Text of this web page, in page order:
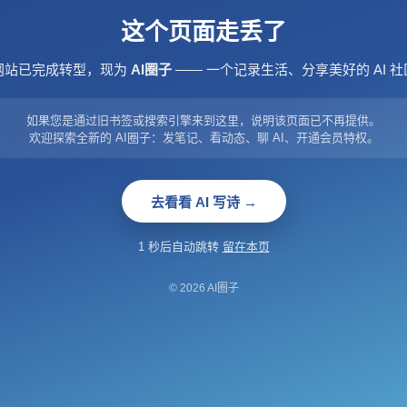
这个页面走丢了
站已完成转型，现为 AI圈子—— 一个记录生活、分享美好的 AI 社
如果您是通过旧书签或搜索引擎来到这里，说明该页面已不再提供。
欢迎探索全新的 AI圈子：发笔记、看动态、聊 AI、开通会员特权。
去看看 AI 写诗 →
1 秒后自动跳转 留在本页
© 2026 AI圈子